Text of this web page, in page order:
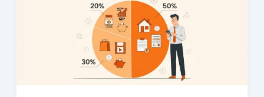
म्हणजे
काय?
आर्थिक
नियोजनासाठी